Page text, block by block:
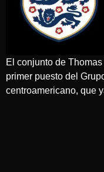
El conjunto de
primer puesto del
centroamericano, que